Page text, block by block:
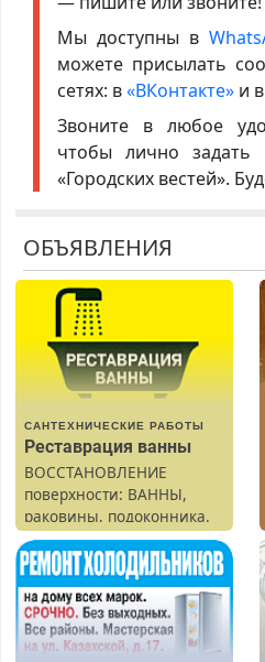
Мы доступны в
можете присылать
сетях: в«ВКонтакте»и в
Звоните в любое
чтобы лично задать
«Городских вестей».
ОБЪЯВЛЕНИЯ
САНТЕХНИЧЕСКИЕ РАБОТЫ
Реставрация ванны
ВОССТАНОВЛЕНИЕ
поверхности: ВАННЫ,
раковины, подоконника.
От скола до полной
реставрации. 100%
результат.